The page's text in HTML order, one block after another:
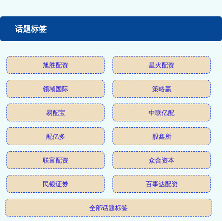
话题标签
旭胜配资 星火配资
领域国际 策略赢
易配宝 中联亿配
配亿多 股鑫所
联富配资 众合资本
民银证券 百事达配资
全部话题标签